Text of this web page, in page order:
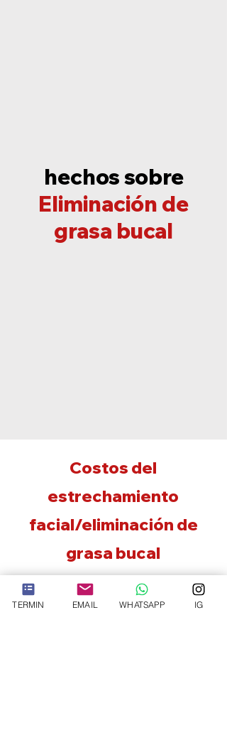
hechos sobre
Eliminación de
grasa bucal
Costos del
estrechamiento
facial/eliminación de
grasa bucal
El precio de una eliminación de grasa bucal
en Alemania suele oscilar entre 1.800 y
TERMIN EMAIL WHATSAPP IG